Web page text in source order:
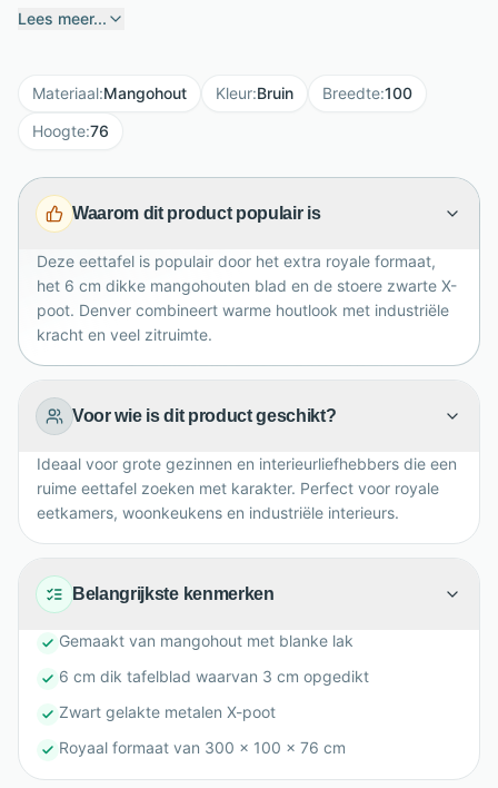
afgewerkt met een blanke lak, waardoor de warme
een robuuste uitstraling. De zwart gelakte metalen X-
poot zorgt voor stabiliteit en een stoer industrieel
100 x 76 cm biedt Denver volop ruimte voor familie,
vrienden en uitgebreid tafelen in een ruime eetkamer
Lees meer...
Materiaal:Mangohout Kleur:Bruin Breedte:100
Hoogte:76
Waarom dit product populair is
Deze eettafel is populair door het extra royale formaat,
het 6 cm dikke mangohouten blad en de stoere zwarte X-
poot. Denver combineert warme houtlook met industriële
kracht en veel zitruimte.
Voor wie is dit product geschikt?
Ideaal voor grote gezinnen en interieurliefhebbers die een
ruime eettafel zoeken met karakter. Perfect voor royale
eetkamers, woonkeukens en industriële interieurs.
Belangrijkste kenmerken
Gemaakt van mangohout met blanke lak
6 cm dik tafelblad waarvan 3 cm opgedikt
Zwart gelakte metalen X-poot
Royaal formaat van 300 x 100 x 76 cm